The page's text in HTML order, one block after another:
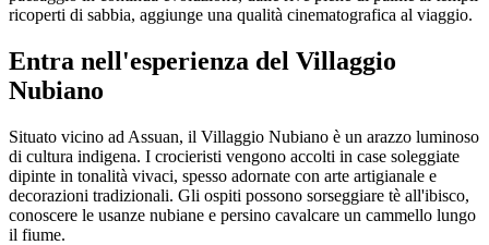
ricoperti di sabbia, aggiunge una qualità cinematografica al viaggio.
Entra nell'esperienza del Villaggio
Nubiano
Situato vicino ad Assuan, il Villaggio Nubiano è un arazzo luminoso
di cultura indigena. I crocieristi vengono accolti in case soleggiate
dipinte in tonalità vivaci, spesso adornate con arte artigianale e
decorazioni tradizionali. Gli ospiti possono sorseggiare tè all'ibisco,
conoscere le usanze nubiane e persino cavalcare un cammello lungo
il fiume.